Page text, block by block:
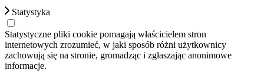
Statystyka
Statystyczne pliki cookie pomagają właścicielem stron
internetowych zrozumieć, w jaki sposób różni użytkownicy
zachowują się na stronie, gromadząc i zgłaszając anonimowe
informacje.